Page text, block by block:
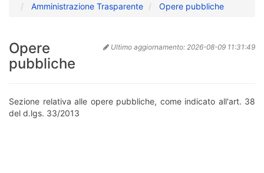
Amministrazione Trasparente
Opere pubbliche
Ultimo aggiornamento: 2026-08-09 11:31:49
Opere
pubbliche
Sezione relativa alle opere pubbliche, come indicato all'art. 38
del d.lgs. 33/2013